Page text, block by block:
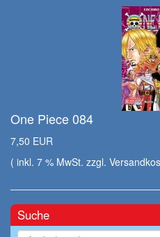
One Piece 084
7,50 EUR
( inkl. 7 % MwSt. zzgl.
Suche